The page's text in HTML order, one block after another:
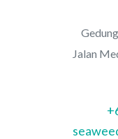
Jalan